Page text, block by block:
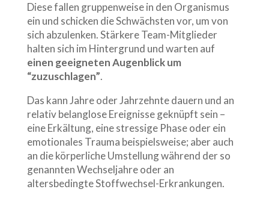
Diese fallen gruppenweise in den Organismus
ein und schicken die Schwächsten vor, um von
sich abzulenken. Stärkere Team-Mitglieder
halten sich im Hintergrund und warten auf
einen geeigneten Augenblick um
“zuzuschlagen”.
Das kann Jahre oder Jahrzehnte dauern und an
relativ belanglose Ereignisse geknüpft sein –
eine Erkältung, eine stressige Phase oder ein
emotionales Trauma beispielsweise; aber auch
an die körperliche Umstellung während der so
genannten Wechseljahre oder an
altersbedingte Stoffwechsel-Erkrankungen.